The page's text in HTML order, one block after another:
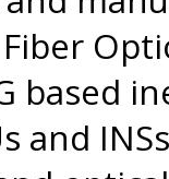
based
and